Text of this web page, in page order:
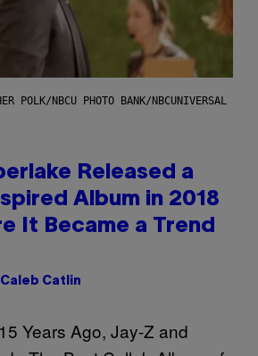
POLK/NBCU PHOTO BANK/NBCUNIVERSAL
Released a
Album in 2018
It Became a Trend
Caleb Catlin